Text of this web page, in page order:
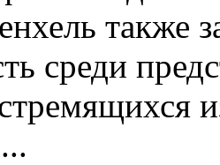
также
среди